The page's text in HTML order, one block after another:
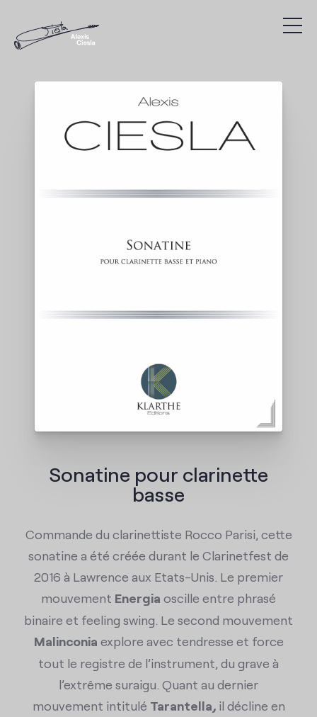
Sonatine pour clarinette
basse
Commande du clarinettiste Rocco Parisi, cette
sonatine a été créée durant le Clarinetfest de
2016 à Lawrence aux Etats-Unis. Le premier
mouvement Energia oscille entre phrasé
binaire et feeling swing. Le second mouvement
Malinconia explore avec tendresse et force
tout le registre de l’instrument, du grave à
l’extrême suraigu. Quant au dernier
mouvement intitulé Tarantella, il décline en
Discographie
Vidéos
Agenda